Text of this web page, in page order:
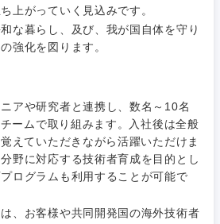
上がっていく見込みです。
な暮らし、及び、我が国自体を守り
強化を図ります。
アや研究者と連携し、数名～10名
ームで取り組みます。入社後は全般
えていただきながら活躍いただけま
野に対応する技術者育成を目的とし
ログラムも利用することが可能で
、お客様や共同開発国の海外技術者